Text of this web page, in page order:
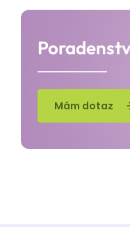
Mám dotaz